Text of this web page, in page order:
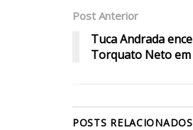
Post Anterior
Tuca Andrada
Torquato Neto em
POSTS RELACIONADOS